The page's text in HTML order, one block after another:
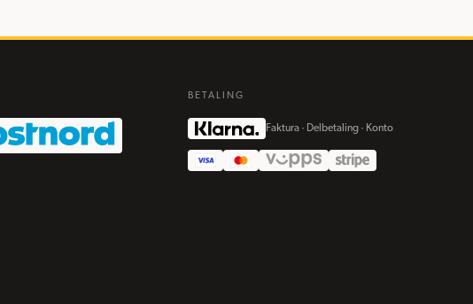
BETALING
Faktura · Delbetaling · Konto